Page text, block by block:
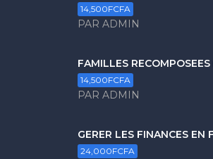
14,500FCFA
PAR ADMIN
FAMILLES
14,500FCFA
PAR ADMIN
GERER LES FINANCES EN
24,000FCFA